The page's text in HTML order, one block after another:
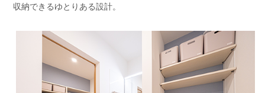
収納できるゆとりある設計。